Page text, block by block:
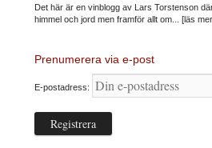
Det här är en vinblogg av Lars Torstenson
himmel och jord men framför allt om... [läs
Prenumerera via e-post
E-postadress: